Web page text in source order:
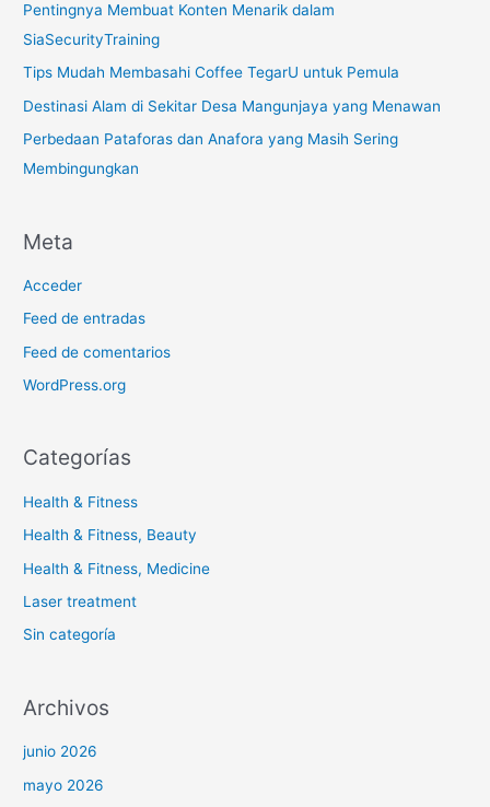
Pentingnya Membuat Konten Menarik dalam
SiaSecurityTraining
Tips Mudah Membasahi Coffee TegarU untuk Pemula
Destinasi Alam di Sekitar Desa Mangunjaya yang Menawan
Perbedaan Pataforas dan Anafora yang Masih Sering
Membingungkan
Meta
Acceder
Feed de entradas
Feed de comentarios
WordPress.org
Categorías
Health & Fitness
Health & Fitness, Beauty
Health & Fitness, Medicine
Laser treatment
Sin categoría
Archivos
junio 2026
mayo 2026